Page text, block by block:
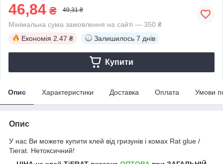
46,84 ₴ 49,31 ₴
Мінімальна сума замовлення на сайті — 350 ₴
Економія 2.47 ₴ Залишилось 7 днів
Купити
Опис Характеристики Доставка Оплата Умови
Опис
У нас Ви можете купити клей від гризунів і комах Rat glue /
Tierat. Нетоксичний!